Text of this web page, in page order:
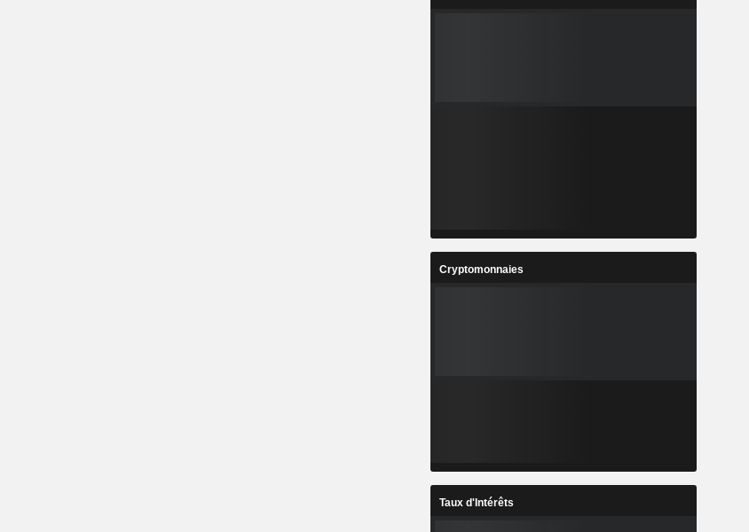
Cryptomonnaies
Taux d'Intérêts